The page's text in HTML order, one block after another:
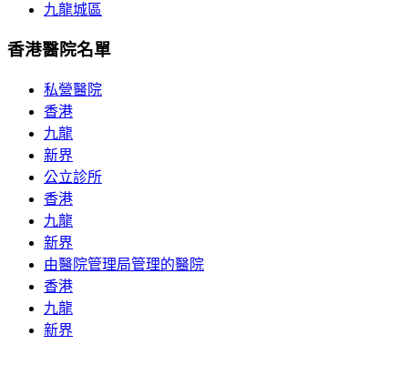
九龍城區
香港醫院名單
私營醫院
香港
九龍
新界
公立診所
香港
九龍
新界
由醫院管理局管理的醫院
香港
九龍
新界